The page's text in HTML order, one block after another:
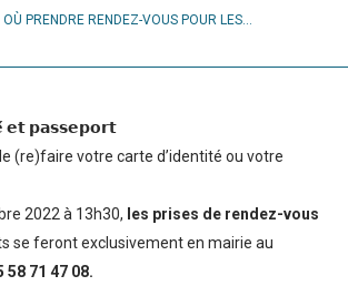
OÙ PRENDRE RENDEZ-VOUS POUR LES...
𝗲𝘁 𝗽𝗮𝘀𝘀𝗲𝗽𝗼𝗿𝘁
(re)faire votre carte d’identité ou votre
2022 à 13h30, les prises de rendez-vous
se feront exclusivement en mairie au
58 71 47 08.